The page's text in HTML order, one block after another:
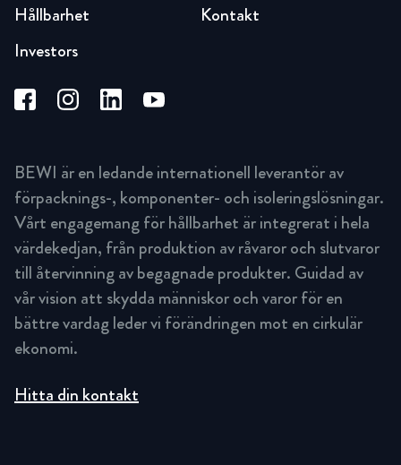
Hållbarhet
Investors
Kontakt
BEWI är en ledande internationell leverantör av
förpacknings-, komponenter- och isoleringslösningar.
Vårt engagemang för hållbarhet är integrerat i hela
värdekedjan, från produktion av råvaror och slutvaror
till återvinning av begagnade produkter. Guidad av
vår vision att skydda människor och varor för en
bättre vardag leder vi förändringen mot en cirkulär
ekonomi.
Hitta din kontakt